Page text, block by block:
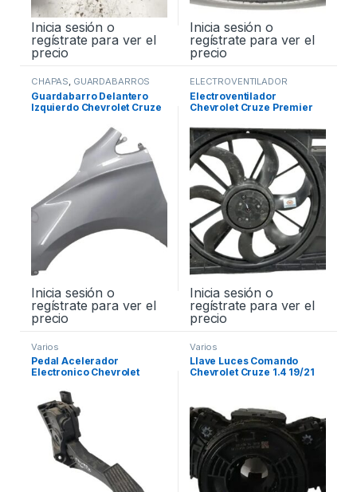
Inicia sesión o
regístrate para ver el
precio
Inicia sesión o
regístrate para ver el
precio
CHAPAS, GUARDABARROS
Guardabarro Delantero
Izquierdo Chevrolet Cruze
Inicia sesión o
regístrate para ver el
precio
ELECTROVENTILADOR
Electroventilador
Chevrolet Cruze Premier
Inicia sesión o
regístrate para ver el
precio
Varios
Pedal Acelerador
Electronico Chevrolet
Varios
Llave Luces Comando
Chevrolet Cruze 1.4 19/21